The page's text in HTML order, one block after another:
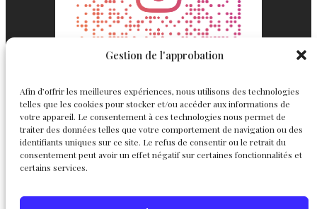
Gestion de l'approbation
Afin d’offrir les meilleures expériences, nous utilisons des technologies
telles que les cookies pour stocker et/ou accéder aux informations de
votre appareil. Le consentement à ces technologies nous permet de
traiter des données telles que votre comportement de navigation ou des
identifiants uniques sur ce site. Le refus de consentir ou le retrait du
consentement peut avoir un effet négatif sur certaines fonctionnalités et
certains services.Englemond